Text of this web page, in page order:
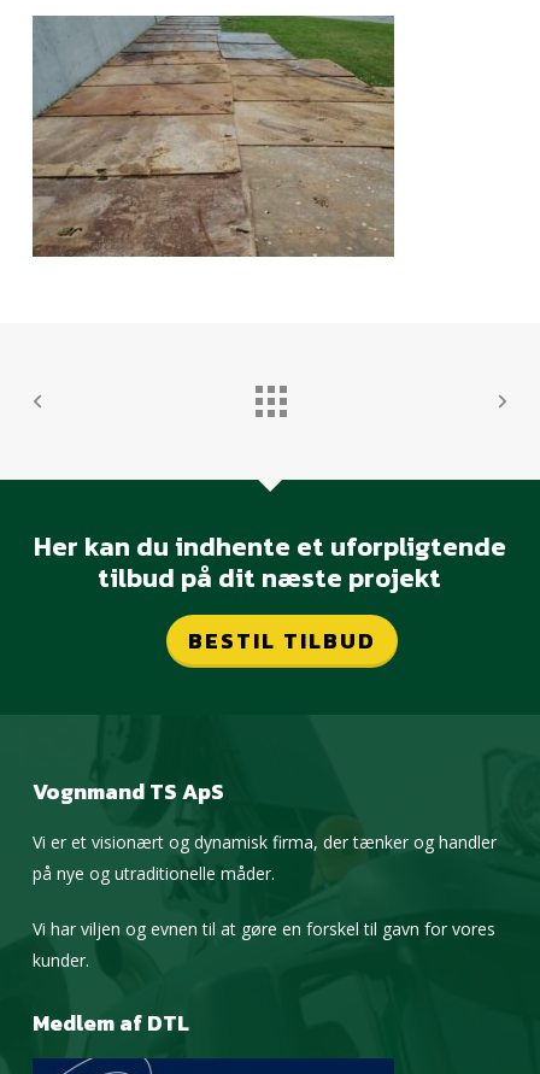
Her kan du indhente et uforpligtende
tilbud på dit næste projekt
BESTIL TILBUD
Vognmand TS ApS
Vi er et visionært og dynamisk firma, der tænker og handler
på nye og utraditionelle måder.
Vi har viljen og evnen til at gøre en forskel til gavn for vores
kunder.
Medlem af DTL